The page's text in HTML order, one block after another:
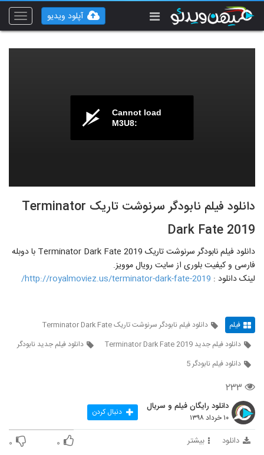
Toggle
آپلود ویدیو
Cannot load
M3U8:
دانلود فیلم نابودگر سرنوشت تاریک Terminator
Dark Fate 2019
دانلود فیلم نابودگر سرنوشت تاریک Terminator Dark Fate 2019 با دوبله
فارسی و کیفیت بلوری از سایت رویال موویز.
لینک دانلود : http://royalmoviez.us/terminator-dark-fate-2019/
فیلم
دانلود فیلم نابودگر سرنوشت تاریک Terminator Dark Fate
دانلود فیلم جدید Terminator Dark Fate 2019
دانلود فیلم جدید نابودگر
دانلود فیلم نابودگر 5
۲۳۳
دانلود رایگان فیلم و سریال
۱۰ خرداد ۱۳۹۸ دنبال کردن
دانلود بیشتر ۰ ۰